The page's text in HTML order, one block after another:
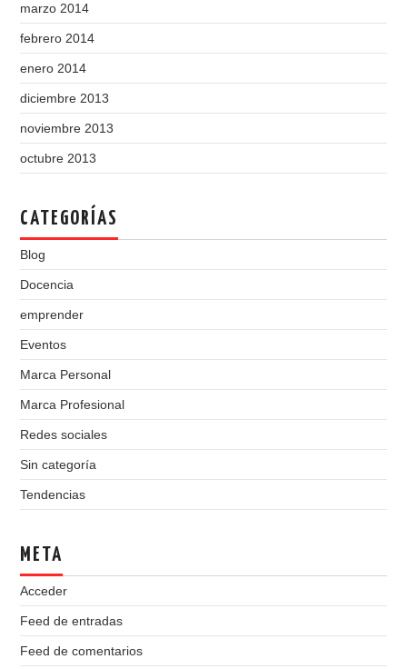
marzo 2014
febrero 2014
enero 2014
diciembre 2013
noviembre 2013
octubre 2013
CATEGORÍAS
Blog
Docencia
emprender
Eventos
Marca Personal
Marca Profesional
Redes sociales
Sin categoría
Tendencias
META
Acceder
Feed de entradas
Feed de comentarios